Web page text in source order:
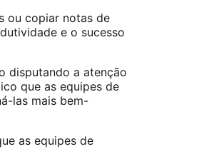
ou copiar notas de
e o sucesso
disputando a atenção
que as equipes de
las mais bem-
as equipes de